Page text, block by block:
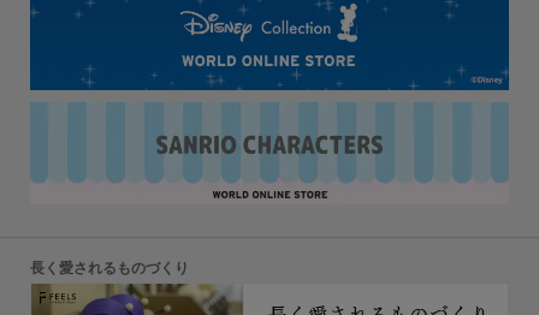
長く愛されるものづくり